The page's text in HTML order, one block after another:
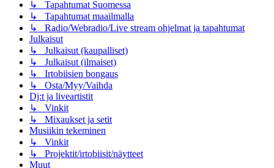
↳ Tapahtumat Suomessa
↳ Tapahtumat maailmalla
↳ Radio/Webradio/Live stream ohjelmat ja tapahtumat
Julkaisut
↳ Julkaisut (kaupalliset)
↳ Julkaisut (ilmaiset)
↳ Irtobiisien bongaus
↳ Osta/Myy/Vaihda
Dj:t ja liveartistit
↳ Vinkit
↳ Mixaukset ja setit
Musiikin tekeminen
↳ Vinkit
↳ Projektit/irtobiisit/näytteet
Muut